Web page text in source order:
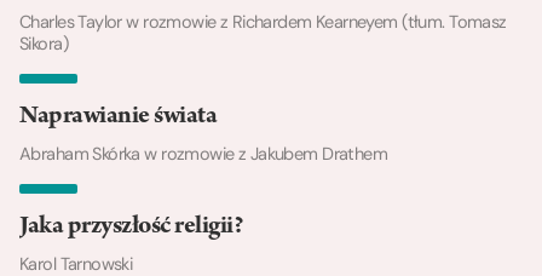
Charles Taylor w rozmowie z Richardem Kearneyem (tłum. Tomasz
Sikora)
Naprawianie świata
Abraham Skórka w rozmowie z Jakubem Drathem
Jaka przyszłość religii?
Karol Tarnowski